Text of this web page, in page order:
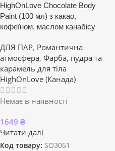
HighOnLove Chocolate Body
Paint (100 мл) з какао,
кофеїном, маслом канабісу
ДЛЯ ПАР, Романтична
атмосфера, Фарба, пудра та
карамель для тіла
HighOnLove (Канада)
Немає в наявності
1649 ₴
Читати далі
Код товару: SO3051